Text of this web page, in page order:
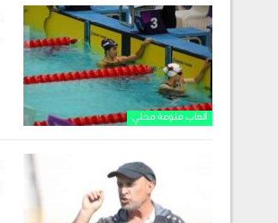
ألعاب منوعة محلي